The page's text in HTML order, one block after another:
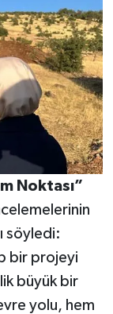
Noktası”
söyledi:
bir projeyi
büyük bir
yolu, hem